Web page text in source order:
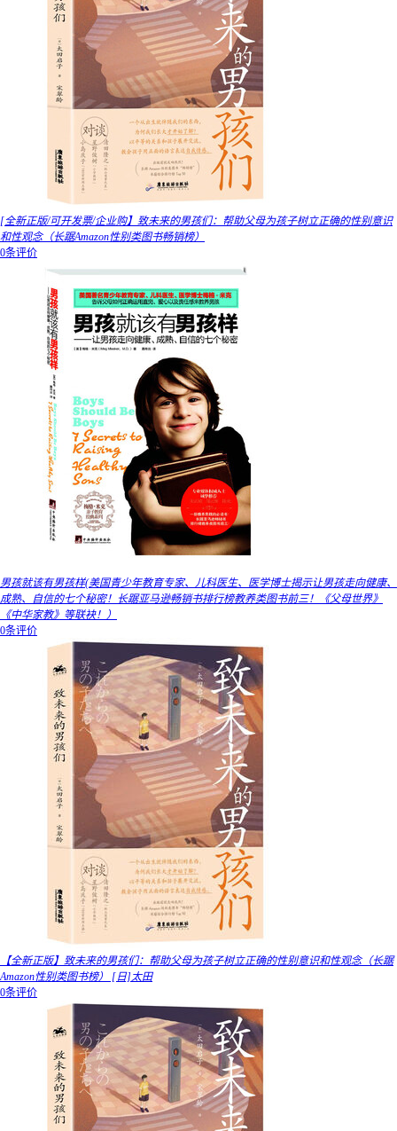
[全新正版/可开发票/企业购】致未来的男孩们：帮助父母为孩子树立正确的性别意识
和性观念（长踞Amazon性别类图书畅销榜）
0条评价
男孩就该有男孩样(美国青少年教育专家、儿科医生、医学博士揭示让男孩走向健康、
成熟、自信的七个秘密！长踞亚马逊畅销书排行榜教养类图书前三！《父母世界》
《中华家教》等联袂！）
0条评价
【全新正版】致未来的男孩们：帮助父母为孩子树立正确的性别意识和性观念（长踞
Amazon性别类图书榜） [日]太田
0条评价